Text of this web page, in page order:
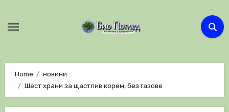
Home
новини
Шест храни за щастлив корем, без газове